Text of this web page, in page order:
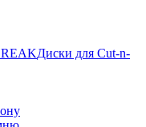
Диски для Cut-n-